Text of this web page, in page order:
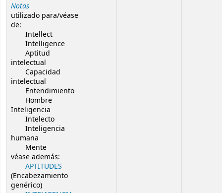
Notas
utilizado para/véase
de:
Intellect
Intelligence
Aptitud
intelectual
Capacidad
intelectual
Entendimiento
Hombre
Inteligencia
Intelecto
Inteligencia
humana
Mente
véase además:
APTITUDES
(Encabezamiento
genérico)